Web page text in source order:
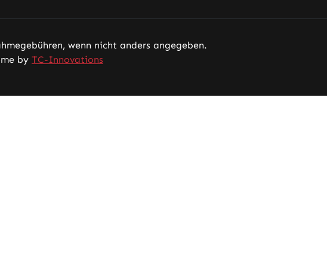
wenn nicht anders angegeben.
by TC-Innovations